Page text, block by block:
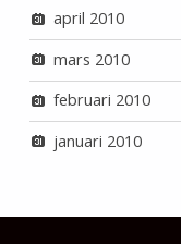
april 2010
mars 2010
februari 2010
januari 2010